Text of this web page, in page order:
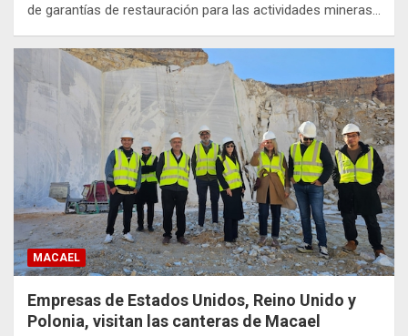
de garantías de restauración para las actividades mineras…
MACAEL
Empresas de Estados Unidos, Reino Unido y
Polonia, visitan las canteras de Macael